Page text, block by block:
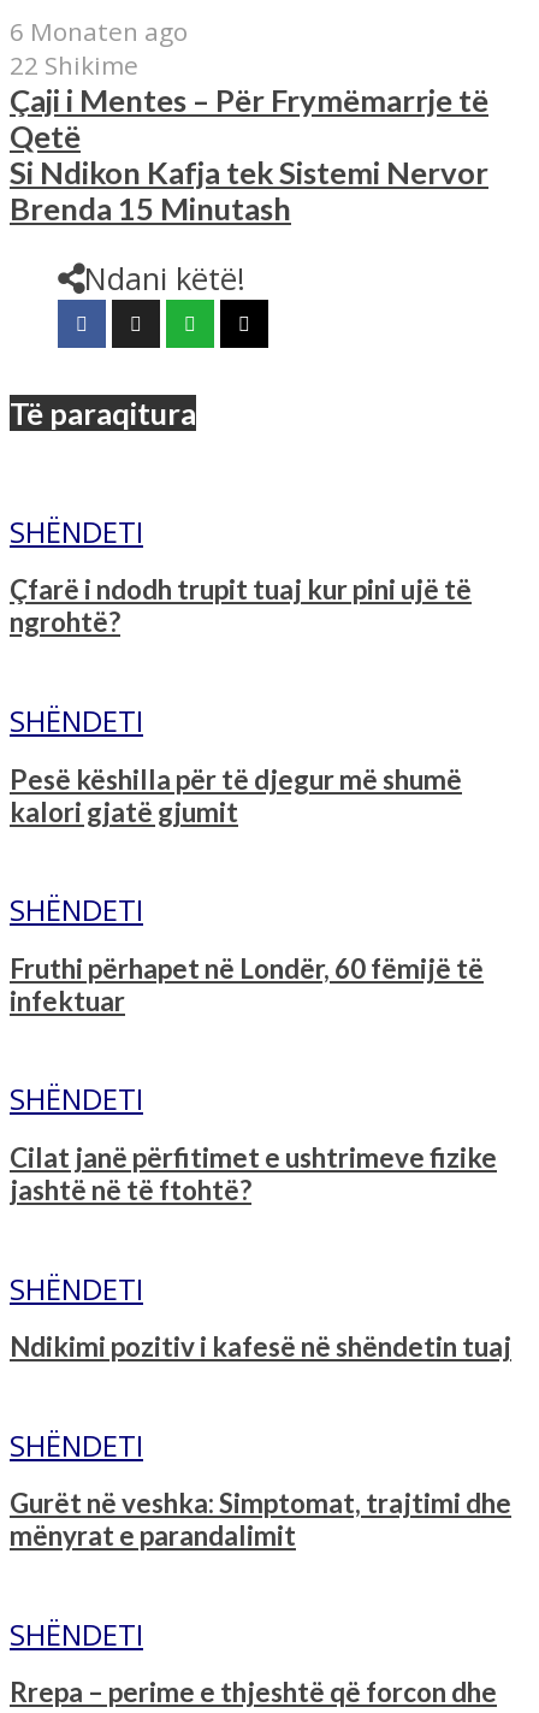
6 Monaten ago
22 Shikime
Çaji i Mentes – Për Frymëmarrje të
Qetë
Si Ndikon Kafja tek Sistemi Nervor
Brenda 15 Minutash
Ndani këtë!
Të paraqitura
SHËNDETI
Çfarë i ndodh trupit tuaj kur pini ujë të
ngrohtë?
SHËNDETI
Pesë këshilla për të djegur më shumë
kalori gjatë gjumit
SHËNDETI
Fruthi përhapet në Londër, 60 fëmijë të
infektuar
SHËNDETI
Cilat janë përfitimet e ushtrimeve fizike
jashtë në të ftohtë?
SHËNDETI
Ndikimi pozitiv i kafesë në shëndetin tuaj
SHËNDETI
Gurët në veshka: Simptomat, trajtimi dhe
mënyrat e parandalimit
SHËNDETI
Rrepa – perime e thjeshtë që forcon dhe